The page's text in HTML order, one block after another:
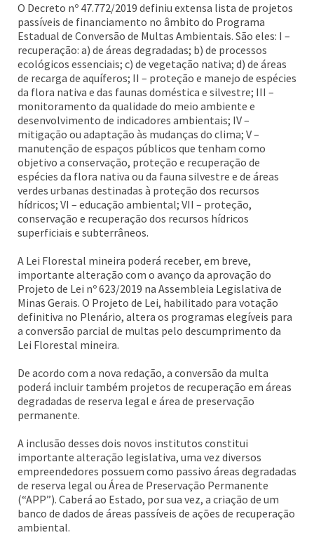
O Decreto nº 47.772/2019 definiu extensa lista de projetos
passíveis de financiamento no âmbito do Programa
Estadual de Conversão de Multas Ambientais. São eles: I –
recuperação: a) de áreas degradadas; b) de processos
ecológicos essenciais; c) de vegetação nativa; d) de áreas
de recarga de aquíferos; II – proteção e manejo de espécies
da flora nativa e das faunas doméstica e silvestre; III –
monitoramento da qualidade do meio ambiente e
desenvolvimento de indicadores ambientais; IV –
mitigação ou adaptação às mudanças do clima; V –
manutenção de espaços públicos que tenham como
objetivo a conservação, proteção e recuperação de
espécies da flora nativa ou da fauna silvestre e de áreas
verdes urbanas destinadas à proteção dos recursos
hídricos; VI – educação ambiental; VII – proteção,
conservação e recuperação dos recursos hídricos
superficiais e subterrâneos.
A Lei Florestal mineira poderá receber, em breve,
importante alteração com o avanço da aprovação do
Projeto de Lei nº 623/2019 na Assembleia Legislativa de
Minas Gerais. O Projeto de Lei, habilitado para votação
definitiva no Plenário, altera os programas elegíveis para
a conversão parcial de multas pelo descumprimento da
Lei Florestal mineira.
De acordo com a nova redação, a conversão da multa
poderá incluir também projetos de recuperação em áreas
degradadas de reserva legal e área de preservação
permanente.
A inclusão desses dois novos institutos constitui
importante alteração legislativa, uma vez diversos
empreendedores possuem como passivo áreas degradadas
de reserva legal ou Área de Preservação Permanente
(“APP”). Caberá ao Estado, por sua vez, a criação de um
banco de dados de áreas passíveis de ações de recuperação
ambiental.